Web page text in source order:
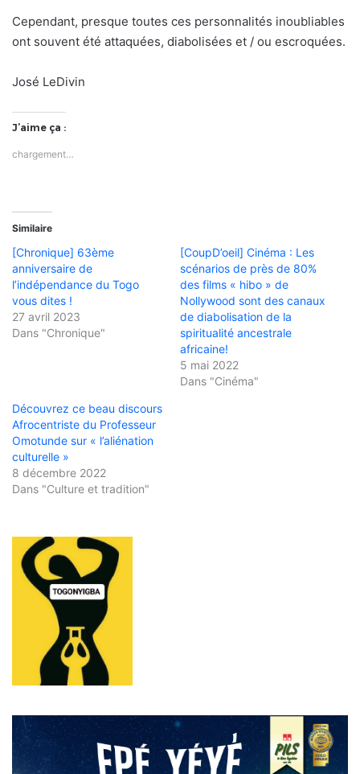
Cependant, presque toutes ces personnalités inoubliables
ont souvent été attaquées, diabolisées et / ou escroquées.
José LeDivin
J’aime ça :
chargement…
Similaire
[Chronique] 63ème
anniversaire de
l’indépendance du Togo
vous dites !
27 avril 2023
Dans "Chronique"
[CoupD’oeil] Cinéma : Les
scénarios de près de 80%
des films « hibo » de
Nollywood sont des canaux
de diabolisation de la
spiritualité ancestrale
africaine!
5 mai 2022
Dans "Cinéma"
Découvrez ce beau discours
Afrocentriste du Professeur
Omotunde sur « l’aliénation
culturelle »
8 décembre 2022
Dans "Culture et tradition"